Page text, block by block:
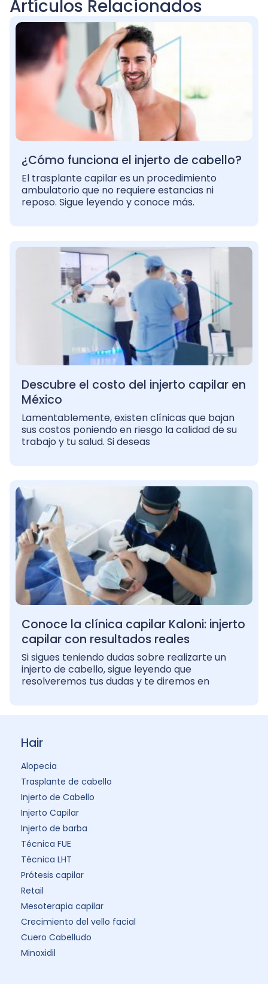
Artículos Relacionados
¿Cómo funciona el injerto de cabello?
El trasplante capilar es un procedimiento
ambulatorio que no requiere estancias ni
reposo. Sigue leyendo y conoce más.
Descubre el costo del injerto capilar en
México
Lamentablemente, existen clínicas que bajan
sus costos poniendo en riesgo la calidad de su
trabajo y tu salud. Si deseas
Conoce la clínica capilar Kaloni: injerto
capilar con resultados reales
Si sigues teniendo dudas sobre realizarte un
injerto de cabello, sigue leyendo que
resolveremos tus dudas y te diremos en
Hair
Alopecia
Trasplante de cabello
Injerto de Cabello
Injerto Capilar
Injerto de barba
Técnica FUE
Técnica LHT
Prótesis capilar
Retail
Mesoterapia capilar
Crecimiento del vello facial
Cuero Cabelludo
Minoxidil